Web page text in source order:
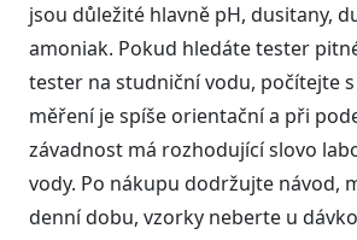
jsou důležité hlavně pH, dusitany,
amoniak. Pokud hledáte tester
tester na studniční vodu, počítejte
měření je spíše orientační a při
závadnost má rozhodující slovo
vody. Po nákupu dodržujte návod,
denní dobu, vzorky neberte u